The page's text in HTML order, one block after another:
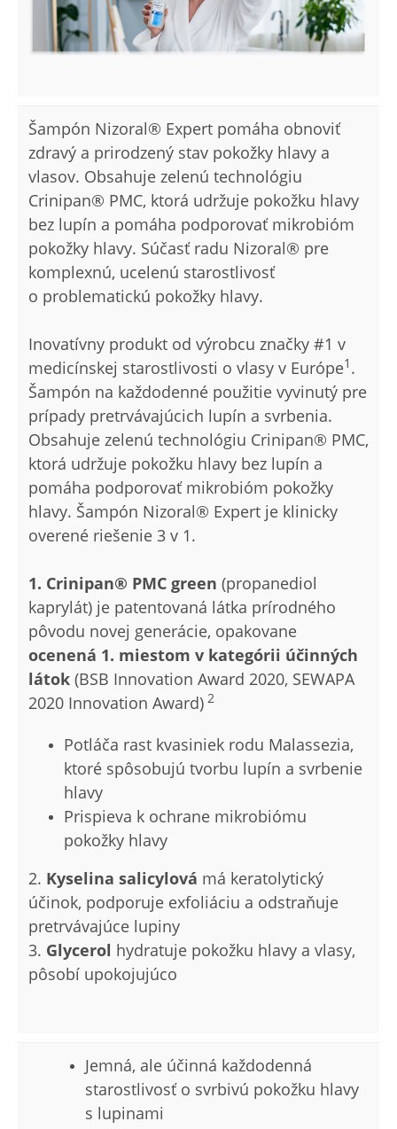
Šampón Nizoral® Expert pomáha obnoviť
zdravý a prirodzený stav pokožky hlavy a
vlasov. Obsahuje zelenú technológiu
Crinipan® PMC, ktorá udržuje pokožku hlavy
bez lupín a pomáha podporovať mikrobióm
pokožky hlavy. Súčasť radu Nizoral® pre
komplexnú, ucelenú starostlivosť
o problematickú pokožky hlavy.
Inovatívny produkt od výrobcu značky #1 v
medicínskej starostlivosti o vlasy v Európe1 .
Šampón na každodenné použitie vyvinutý pre
prípady pretrvávajúcich lupín a svrbenia.
Obsahuje zelenú technológiu Crinipan® PMC,
ktorá udržuje pokožku hlavy bez lupín a
pomáha podporovať mikrobióm pokožky
hlavy. Šampón Nizoral® Expert je klinicky
overené riešenie 3 v 1.
1. Crinipan® PMC green (propanediol
kaprylát) je patentovaná látka prírodného
pôvodu novej generácie, opakovane
ocenená 1. miestom v kategórii účinných
látok (BSB Innovation Award 2020, SEWAPA
2020 Innovation Award) 2
Potláča rast kvasiniek rodu Malassezia,
ktoré spôsobujú tvorbu lupín a svrbenie
hlavy
Prispieva k ochrane mikrobiómu
pokožky hlavy
2. Kyselina salicylová má keratolytický
účinok, podporuje exfoliáciu a odstraňuje
pretrvávajúce lupiny
3. Glycerol hydratuje pokožku hlavy a vlasy,
pôsobí upokojujúco
Jemná, ale účinná každodenná
starostlivosť o svrbivú pokožku hlavy
s lupinami